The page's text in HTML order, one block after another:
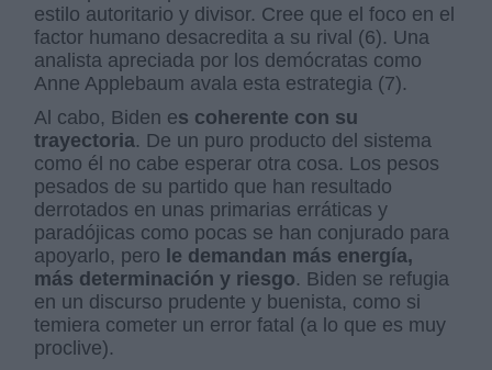
estilo autoritario y divisor. Cree que el foco en el
factor humano desacredita a su rival (6). Una
analista apreciada por los demócratas como
Anne Applebaum avala esta estrategia (7).
Al cabo, Biden es coherente con su
trayectoria. De un puro producto del sistema
como él no cabe esperar otra cosa. Los pesos
pesados de su partido que han resultado
derrotados en unas primarias erráticas y
paradójicas como pocas se han conjurado para
apoyarlo, pero le demandan más energía,
más determinación y riesgo. Biden se refugia
en un discurso prudente y buenista, como si
temiera cometer un error fatal (a lo que es muy
proclive).